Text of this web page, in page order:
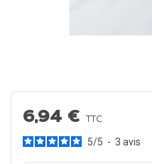
6,94 €TTC
5/5 - 3 avis